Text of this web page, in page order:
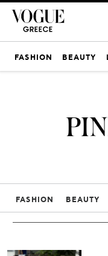
FASHION BEAUTY
FASHION BEAUTY